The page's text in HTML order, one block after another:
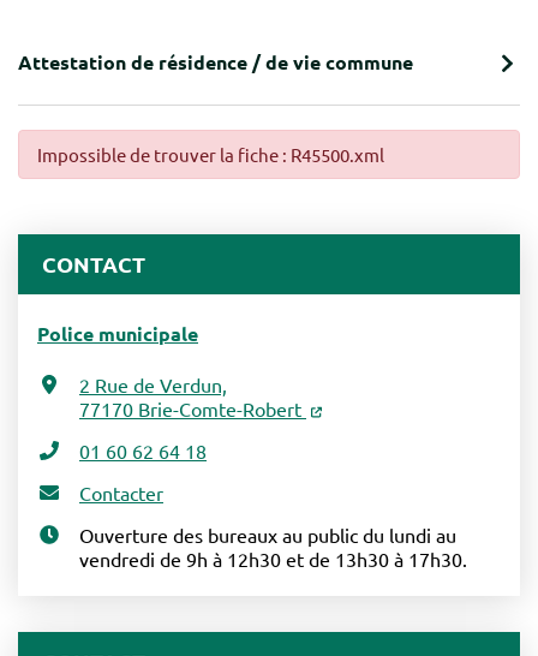
Attestation de résidence / de vie commune
Impossible de trouver la fiche : R45500.xml
CONTACT
Police municipale
2 Rue de Verdun,
77170 Brie-Comte-Robert
01 60 62 64 18
Contacter
Ouverture des bureaux au public du lundi au
vendredi de 9h à 12h30 et de 13h30 à 17h30.